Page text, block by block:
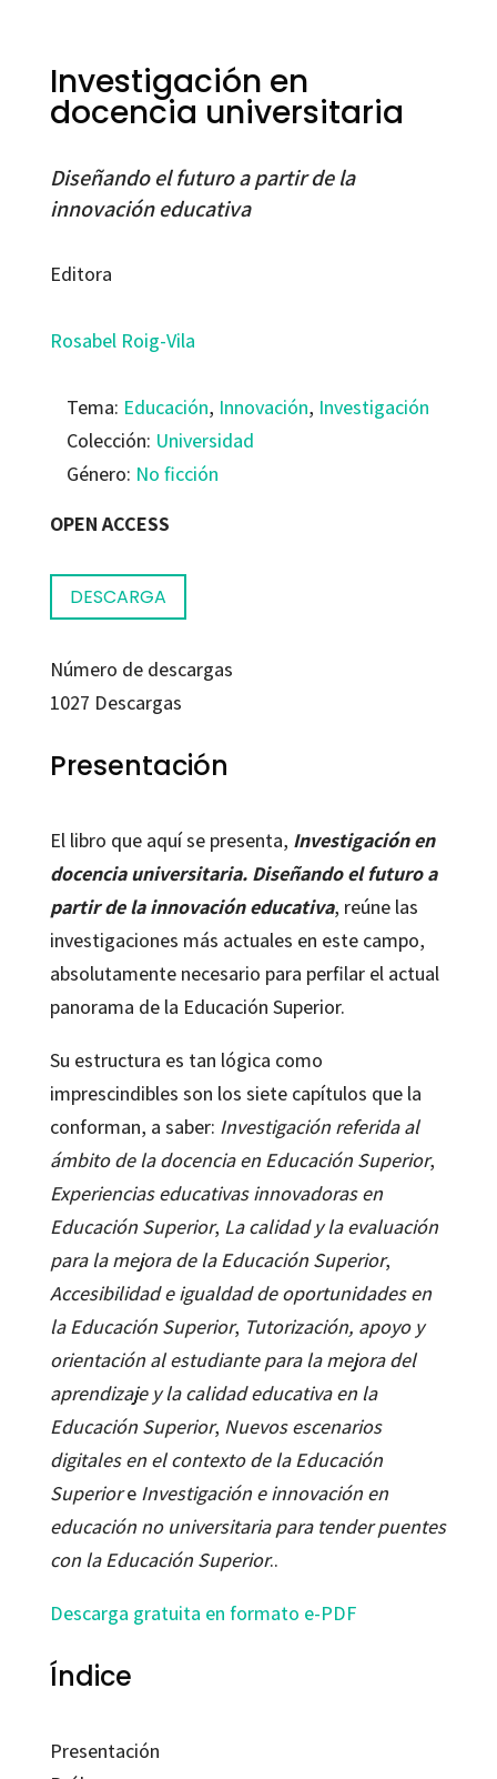
Investigación en
docencia universitaria
Diseñando el futuro a partir de la
innovación educativa
Editora
Rosabel Roig-Vila
Tema: Educación, Innovación, Investigación
Colección: Universidad
Género: No ficción
OPEN ACCESS
DESCARGA
Número de descargas
1027 Descargas
Presentación
El libro que aquí se presenta, Investigación en
docencia universitaria. Diseñando el futuro a
partir de la innovación educativa, reúne las
investigaciones más actuales en este campo,
absolutamente necesario para perfilar el actual
panorama de la Educación Superior.
Su estructura es tan lógica como
imprescindibles son los siete capítulos que la
conforman, a saber: Investigación referida al
ámbito de la docencia en Educación Superior,
Experiencias educativas innovadoras en
Educación Superior, La calidad y la evaluación
para la mejora de la Educación Superior,
Accesibilidad e igualdad de oportunidades en
la Educación Superior, Tutorización, apoyo y
orientación al estudiante para la mejora del
aprendizaje y la calidad educativa en la
Educación Superior, Nuevos escenarios
digitales en el contexto de la Educación
Superiore Investigación e innovación en
educación no universitaria para tender puentes
con la Educación Superior..
Descarga gratuita en formato e-PDF
Índice
Presentación